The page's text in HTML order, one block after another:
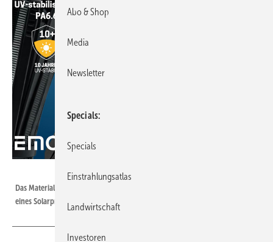
Das Material der Kabelbinder ist entscheidend für die Wirtschaftlichkeit
eines Solarprojekts.
Abo & Shop
Media
Newsletter
Specials
Specials
Einstrahlungsatlas
Landwirtschaft
Investoren